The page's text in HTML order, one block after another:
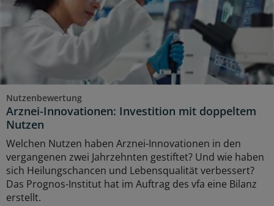
Nutzenbewertung
Arznei-Innovationen: Investition mit doppeltem
Nutzen
Welchen Nutzen haben Arznei-Innovationen in den
vergangenen zwei Jahrzehnten gestiftet? Und wie haben
sich Heilungschancen und Lebensqualität verbessert?
Das Prognos-Institut hat im Auftrag des vfa eine Bilanz
erstellt.